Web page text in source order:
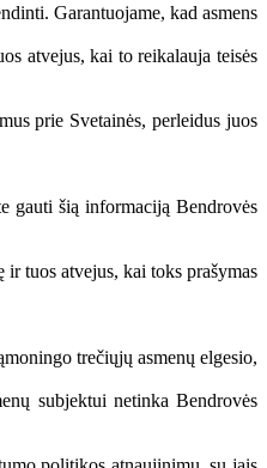
Garantuojame, kad asmens
atvejus, kai to reikalauja teisės
prie Svetainės, perleidus juos
gauti šią informaciją Bendrovės
tuos atvejus, kai toks prašymas
trečiųjų asmenų elgesio,
subjektui netinka Bendrovės